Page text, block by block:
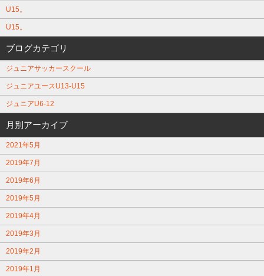
U15。
U15。
ブログカテゴリ
ジュニアサッカースクール
ジュニアユースU13-U15
ジュニアU6-12
月別アーカイブ
2021年5月
2019年7月
2019年6月
2019年5月
2019年4月
2019年3月
2019年2月
2019年1月